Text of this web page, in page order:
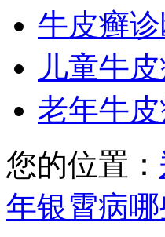
牛皮癣
儿童牛
老年牛
您的位置：
年银霄病